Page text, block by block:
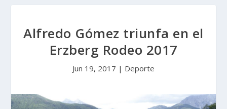
Alfredo Gómez triunfa en el
Erzberg Rodeo 2017
Jun 19, 2017 | Deporte